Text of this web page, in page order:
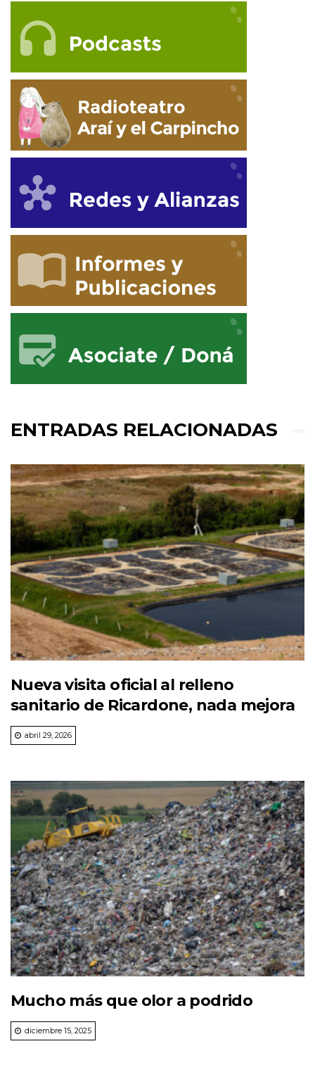
ENTRADAS RELACIONADAS
Nueva visita oficial al relleno
sanitario de Ricardone, nada mejora
abril 29, 2026
Mucho más que olor a podrido
diciembre 15, 2025